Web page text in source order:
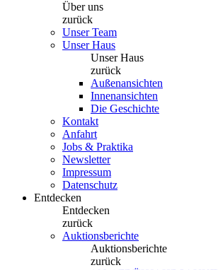
Über uns
zurück
Unser Team
Unser Haus
Unser Haus
zurück
Außenansichten
Innenansichten
Die Geschichte
Kontakt
Anfahrt
Jobs & Praktika
Newsletter
Impressum
Datenschutz
Entdecken
Entdecken
zurück
Auktionsberichte
Auktionsberichte
zurück